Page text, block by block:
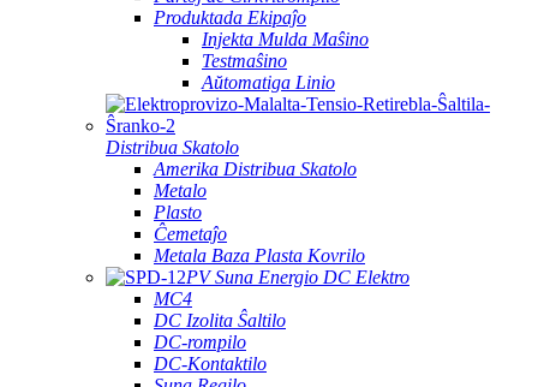
Produktada Ekipaĵo
Injekta Mulda Maŝino
Testmaŝino
Aŭtomatiga Linio
Distribua Skatolo
Amerika Distribua Skatolo
Metalo
Plasto
Ĉemetaĵo
Metala Baza Plasta Kovrilo
PV Suna Energio DC Elektro
MC4
DC Izolita Ŝaltilo
DC-rompilo
DC-Kontaktilo